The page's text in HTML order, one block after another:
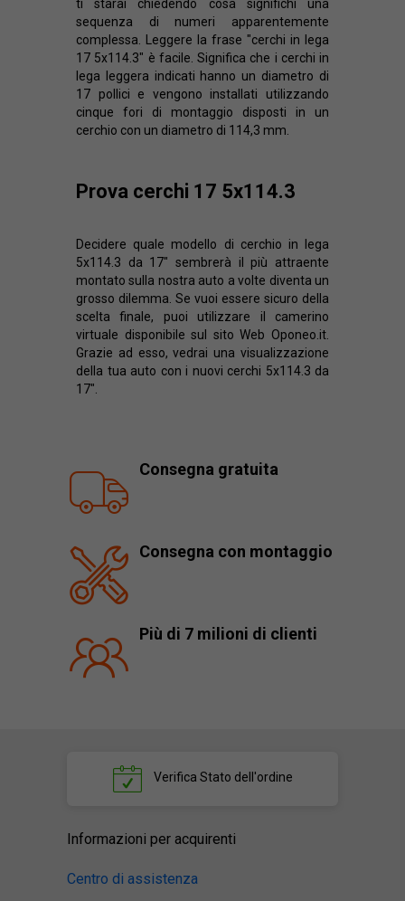
ti starai chiedendo cosa significhi una
sequenza di numeri apparentemente
complessa. Leggere la frase "cerchi in lega
17 5x114.3" è facile. Significa che i cerchi in
lega leggera indicati hanno un diametro di
17 pollici e vengono installati utilizzando
cinque fori di montaggio disposti in un
cerchio con un diametro di 114,3 mm.
Prova cerchi 17 5x114.3
Decidere quale modello di cerchio in lega
5x114.3 da 17" sembrerà il più attraente
montato sulla nostra auto a volte diventa un
grosso dilemma. Se vuoi essere sicuro della
scelta finale, puoi utilizzare il camerino
virtuale disponibile sul sito Web Oponeo.it.
Grazie ad esso, vedrai una visualizzazione
della tua auto con i nuovi cerchi 5x114.3 da
17".
Consegna gratuita
Consegna con montaggio
Più di 7 milioni di clienti
Verifica Stato dell'ordine
Informazioni per acquirenti
Centro di assistenza